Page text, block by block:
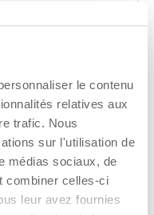
le contenu
relatives aux
trafic. Nous
sur l'utilisation de
médias sociaux, de
combiner celles-ci
leur avez fournies